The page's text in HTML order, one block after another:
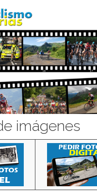
ASTURIAS
imágenes